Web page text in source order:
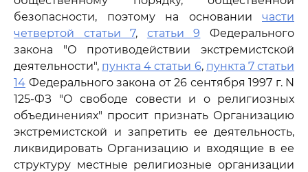
безопасности, поэтому на основании части
четвертой статьи 7, статьи 9 Федерального
закона "О противодействии экстремистской
деятельности", пункта 4 статьи 6, пункта 7 статьи
14 Федерального закона от 26 сентября 1997 г. N
125-ФЗ "О свободе совести и о религиозных
объединениях" просит признать Организацию
экстремистской и запретить ее деятельность,
ликвидировать Организацию и входящие в ее
структуру местные религиозные организации